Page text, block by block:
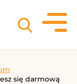
się darmową